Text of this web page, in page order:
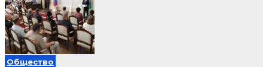
Общество